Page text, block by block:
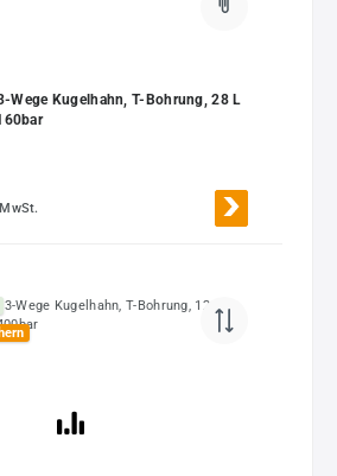
Wege Kugelhahn, T-Bohrung, 28 L